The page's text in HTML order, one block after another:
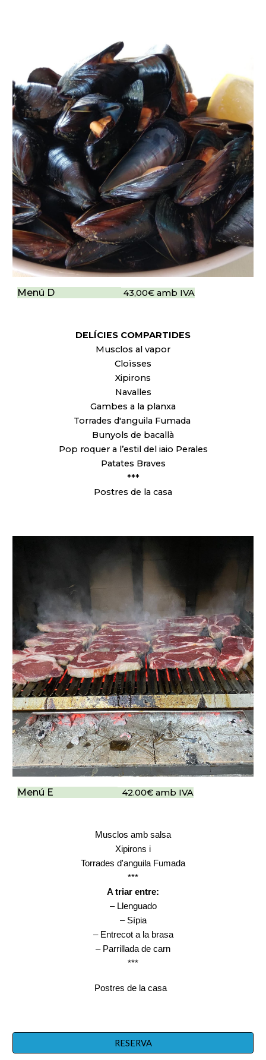
Menú D 43,00€ amb IVA
DELÍCIES COMPARTIDES
Musclos al vapor
Cloïsses
Xipirons
Navalles
Gambes a la planxa
Torrades d'anguila Fumada
Bunyols de bacallà
Pop roquer a l’estil del iaio Perales
Patates Braves
***
Postres de la casa
Menú E 42.00€ amb IVA
Musclos amb salsa
Xipirons i
Torrades d'anguila Fumada
***
A triar entre:
– Llenguado
– Sípia
– Entrecot a la brasa
– Parrillada de carn
***
Postres de la casa
RESERVA